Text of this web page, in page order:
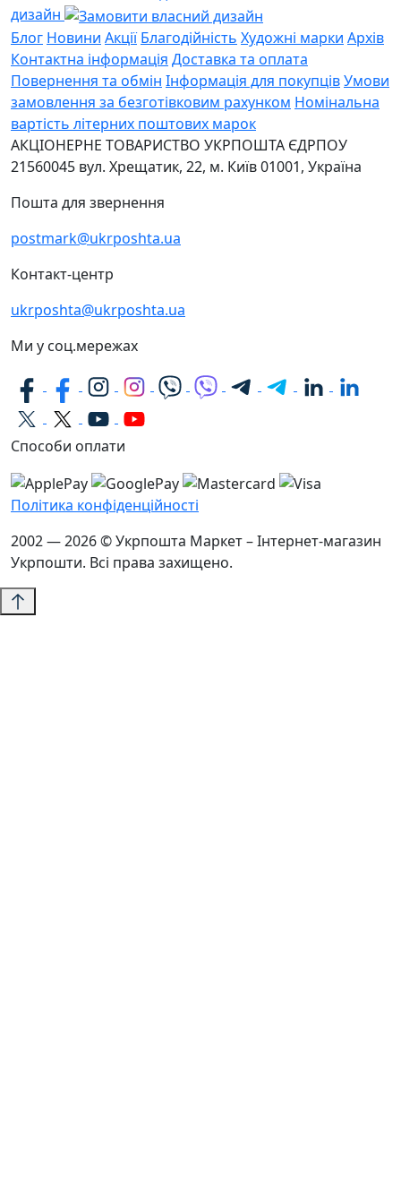
дизайн
Блог Новини Акції Благодійність Художні марки Архів
Контактна інформація Доставка та оплата
Повернення та обмін Інформація для покупцівУмови
замовлення за безготівковим рахунком Номінальна
вартість літерних поштових марок
АКЦІОНЕРНЕ ТОВАРИСТВО УКРПОШТА ЄДРПОУ
21560045 вул. Хрещатик, 22, м. Київ01001, Україна
Пошта для звернення
postmark@ukrposhta.ua
Контакт-центр
ukrposhta@ukrposhta.ua
Ми у соц.мережах
Способи оплати
Політика конфіденційності
2002 — 2026 © Укрпошта Маркет – Інтернет-магазин
Укрпошти. Всі права захищено.